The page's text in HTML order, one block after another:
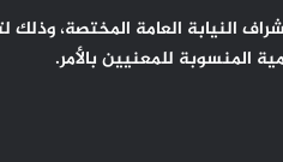
النيابة العامة المختصة، وذلك
المنسوبة للمعنيين بالأمر.